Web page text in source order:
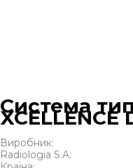
Система
XCELLENCE
Виробник:
Radiologia S.A.